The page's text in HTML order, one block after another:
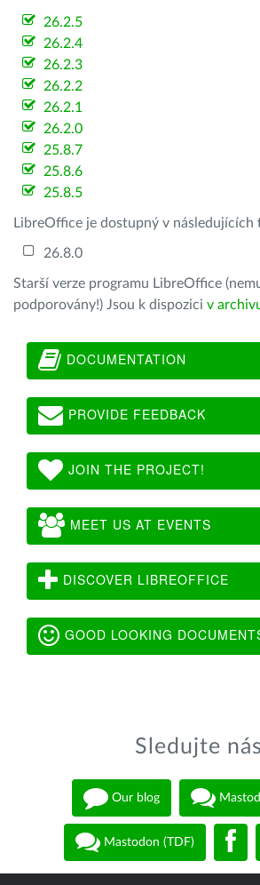
26.2.5
26.2.4
26.2.3
26.2.2
26.2.1
26.2.0
25.8.7
25.8.6
25.8.5
LibreOffice je dostupný v následujících
26.8.0
Starší verze programu LibreOffice
podporovány!) Jsou k dispozici v
DOCUMENTATION
PROVIDE FEEDBACK
JOIN THE PROJECT!
MEET US AT EVENTS
DISCOVER LIBREOFFICE
GOOD LOOKING
Sledujte nás
Our blog
Mastodon (TDF)